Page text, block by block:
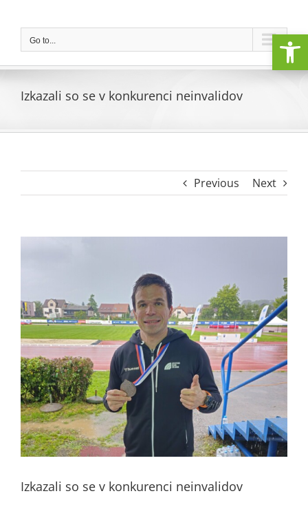
contentGo to...
Izkazali so se v konkurenci neinvalidov
Previous Next
Izkazali so se v konkurenci neinvalidov